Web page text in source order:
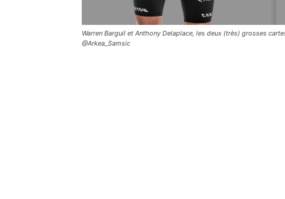
Warren Barguil et Anthony Delaplace, les deux (très) grosses
@Arkea_Samsic